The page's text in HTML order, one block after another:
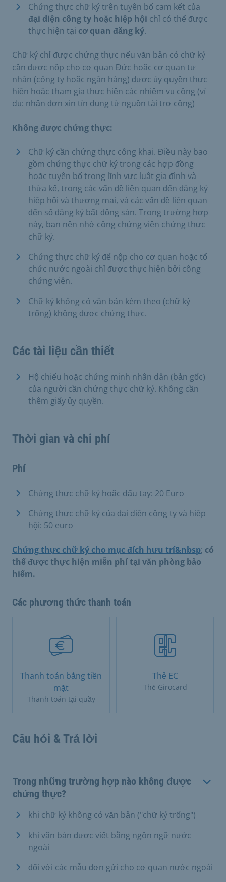
Chứng thực chữ ký trên tuyên bố cam kết của
đại diện công ty hoặc hiệp hội chỉ có thể được
thực hiện tại cơ quan đăng ký.
Chữ ký chỉ được chứng thực nếu văn bản có chữ ký
cần được nộp cho cơ quan Đức hoặc cơ quan tư
nhân (công ty hoặc ngân hàng) được ủy quyền thực
hiện hoặc tham gia thực hiện các nhiệm vụ công (ví
dụ: nhận đơn xin tín dụng từ nguồn tài trợ công)
Không được chứng thực:
Chữ ký cần chứng thực công khai. Điều này bao
gồm chứng thực chữ ký trong các hợp đồng
hoặc tuyên bố trong lĩnh vực luật gia đình và
thừa kế, trong các vấn đề liên quan đến đăng ký
hiệp hội và thương mại, và các vấn đề liên quan
đến sổ đăng ký bất động sản. Trong trường hợp
này, bạn nên nhờ công chứng viên chứng thực
chữ ký.
Chứng thực chữ ký để nộp cho cơ quan hoặc tổ
chức nước ngoài chỉ được thực hiện bởi công
chứng viên.
Chữ ký không có văn bản kèm theo (chữ ký
trống) không được chứng thực.
Các tài liệu cần thiết
Hộ chiếu hoặc chứng minh nhân dân (bản gốc)
của người cần chứng thực chữ ký. Không cần
thêm giấy ủy quyền.
Thời gian và chi phí
Phí
Chứng thực chữ ký hoặc dấu tay: 20 Euro
Chứng thực chữ ký của đại diện công ty và hiệp
hội: 50 euro
Chứng thực chữ ký cho mục đích hưu trí&nbsp; có
thể được thực hiện miễn phí tại văn phòng bảo
hiểm.
Các phương thức thanh toán
Thanh toán bằng tiền
mặt
Thanh toán tại quầy
Thẻ EC
Thẻ Girocard
Câu hỏi & Trả lời
Trong những trường hợp nào không được
chứng thực?
khi chữ ký không có văn bản ("chữ ký trống")
khi văn bản được viết bằng ngôn ngữ nước
ngoài
đối với các mẫu đơn gửi cho cơ quan nước ngoài